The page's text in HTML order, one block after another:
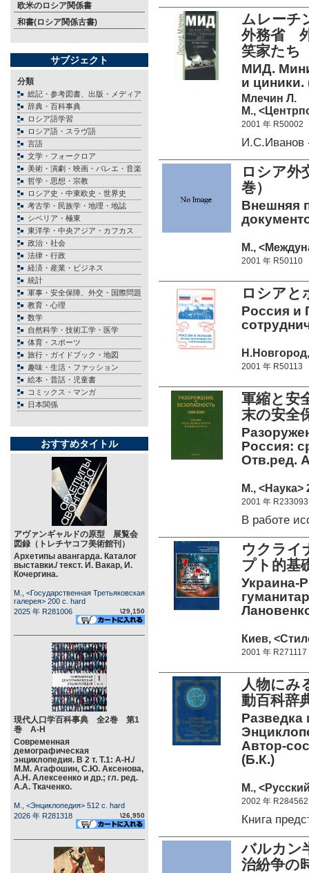
欧米のロシア関係書
和書(ロシア関係古書)
サブジェクト
分類
総記・参考図書、出版・メディア
辞典・百科事典
ロシア語学習
ロシア語・スラヴ語
言語
文学・フォークロア
美術・演劇・映画・バレエ・音楽
哲学・思想・宗教
ロシア史・中東欧史・世界史
考古学・民族学・地理・地誌
シベリア・極東
東洋学・中央アジア・カフカス
政治・社会
法律・行政
経済・産業・ビジネス
統計
軍事・安全保障、外交・国際問題
教育・心理
数学
自然科学・技術工学・医学
体育・スポーツ
旅行・ガイドブック・地図
趣味・生活・ファッション
絵本・昔話・児童書
コミックス・マンガ
日本関係
おすすめタイトル
アヴァンギャルドの原型 展覧会
図録（トレチヤコフ美術館刊）
Архетипы авангарда. Каталог
выставки./ текст. И. Вакар, И.
Кочергина.
М., <Государственная Третьяковская
галерея> 200 c. hard
2025 年 R281006
\29,150
現代人口学百科事典 全2巻 第1
巻 А-Н
Современная
демографическая
энциклопедия. В 2 т. Т.1: А-Н./
М.М. Агафошин, С.Ю. Аксенова,
А.Н. Алексеенко и др.; гл. ред.
А.А. Ткаченко.
М., <Энциклопедия> 512 c. hard
2026 年 R281318
\26,950
ムレーチ
外務省
笑家たち
МИД.
и
Млечин Л.
М.,
2001 年 R50002
И.С.Иванов
ロシア
巻）
Внешняя
М.,
2001 年 R50110
ロシア
Россия и
2001 年 R50113
軍縮と
末の安全
Россия:
Отв.ред.
М., <Наука>
2001 年 R233093
В работе
ウクライ
プト的基
Украина-
Киев,
2001 年 R271117
人物にみ
動百科辞
Разведка
Автор-
(Б.К.)
М.,
2002 年 R284562
Книга
バルカン
治紛争の